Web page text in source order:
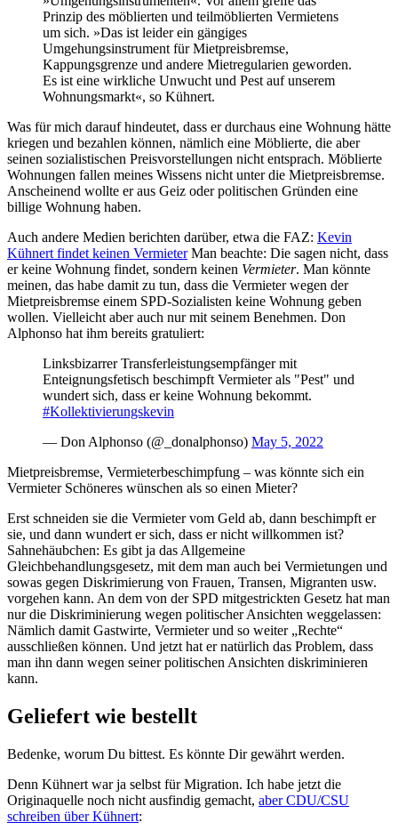
Prinzip des möblierten und teilmöblierten Vermietens
um sich. »Das ist leider ein gängiges
Umgehungsinstrument für Mietpreisbremse,
Kappungsgrenze und andere Mietregularien geworden.
Es ist eine wirkliche Unwucht und Pest auf unserem
Wohnungsmarkt«, so Kühnert.
Was für mich darauf hindeutet, dass er durchaus eine Wohnung hätte
kriegen und bezahlen können, nämlich eine Möblierte, die aber
seinen sozialistischen Preisvorstellungen nicht entsprach. Möblierte
Wohnungen fallen meines Wissens nicht unter die Mietpreisbremse.
Anscheinend wollte er aus Geiz oder politischen Gründen eine
billige Wohnung haben.
Auch andere Medien berichten darüber, etwa die FAZ: Kevin
Kühnert findet keinen VermieterMan beachte: Die sagen nicht, dass
er keine Wohnung findet, sondern keinen Vermieter. Man könnte
meinen, das habe damit zu tun, dass die Vermieter wegen der
Mietpreisbremse einem SPD-Sozialisten keine Wohnung geben
wollen. Vielleicht aber auch nur mit seinem Benehmen. Don
Alphonso hat ihm bereits gratuliert:
Linksbizarrer Transferleistungsempfänger mit
Enteignungsfetisch beschimpft Vermieter als "Pest" und
wundert sich, dass er keine Wohnung bekommt.
#Kollektivierungskevin
— Don Alphonso (@_donalphonso) May 5, 2022
Mietpreisbremse, Vermieterbeschimpfung – was könnte sich ein
Vermieter Schöneres wünschen als so einen Mieter?
Erst schneiden sie die Vermieter vom Geld ab, dann beschimpft er
sie, und dann wundert er sich, dass er nicht willkommen ist?
Sahnehäubchen: Es gibt ja das Allgemeine
Gleichbehandlungsgesetz, mit dem man auch bei Vermietungen und
sowas gegen Diskrimierung von Frauen, Transen, Migranten usw.
vorgehen kann. An dem von der SPD mitgestrickten Gesetz hat man
nur die Diskriminierung wegen politischer Ansichten weggelassen:
Nämlich damit Gastwirte, Vermieter und so weiter „Rechte“
ausschließen können. Und jetzt hat er natürlich das Problem, dass
man ihn dann wegen seiner politischen Ansichten diskriminieren
kann.
Geliefert wie bestellt
Bedenke, worum Du bittest. Es könnte Dir gewährt werden.
Denn Kühnert war ja selbst für Migration. Ich habe jetzt die
Originaquelle noch nicht ausfindig gemacht, aber CDU/CSU
schreiben über Kühnert: